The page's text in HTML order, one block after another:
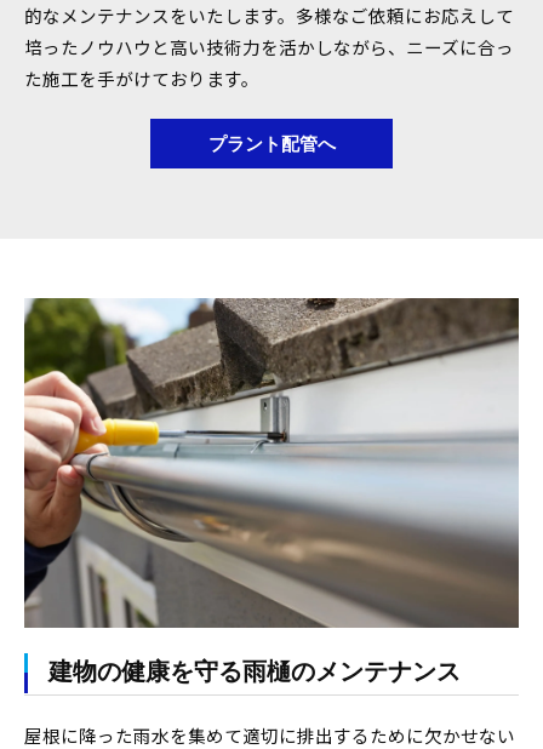
的なメンテナンスをいたします。多様なご依頼にお応えして
培ったノウハウと高い技術力を活かしながら、ニーズに合っ
た施工を手がけております。
プラント配管へ
建物の健康を守る雨樋のメンテナンス
屋根に降った雨水を集めて適切に排出するために欠かせない